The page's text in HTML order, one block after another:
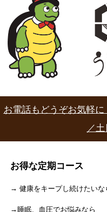
お電話もどうぞお気軽
／土
お得な定期コース
→ 健康をキープし続けたいな
→睡眠、血圧でお悩みなら